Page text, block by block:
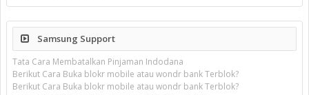
Samsung Support
Tata Cara Membatalkan Pinjaman Indodana
Berikut Cara Buka blokr mobile atau wondr bank Terblok?
Berikut Cara Buka blokr mobile atau wondr bank Terblok?